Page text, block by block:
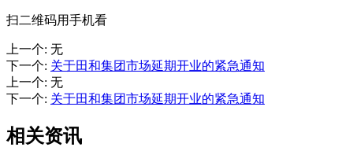
扫二维码用手机看
上一个: 无
下一个: 关于田和集团市场延期开业的紧急通知
上一个: 无
下一个: 关于田和集团市场延期开业的紧急通知
相关资讯